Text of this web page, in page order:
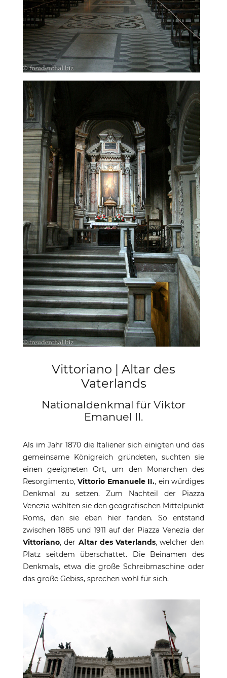
Vittoriano | Altar des
Vaterlands
Nationaldenkmal für Viktor
Emanuel II.
Als im Jahr 1870 die Italiener sich einigten und das
gemeinsame Königreich gründeten, suchten sie
einen geeigneten Ort, um den Monarchen des
Resorgimento,Vittorio Emanuele II., ein würdiges
Denkmal zu setzen. Zum Nachteil der Piazza
Venezia wählten sie den geografischen Mittelpunkt
Roms, den sie eben hier fanden. So entstand
zwischen 1885 und 1911 auf der Piazza Venezia der
Vittoriano, der Altar des Vaterlands, welcher den
Platz seitdem überschattet. Die Beinamen des
Denkmals, etwa die große Schreibmaschine oder
das große Gebiss, sprechen wohl für sich.